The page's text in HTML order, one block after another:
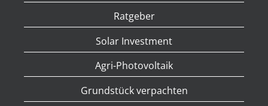
Ratgeber
Solar Investment
Agri-Photovoltaik
Grundstück verpachten